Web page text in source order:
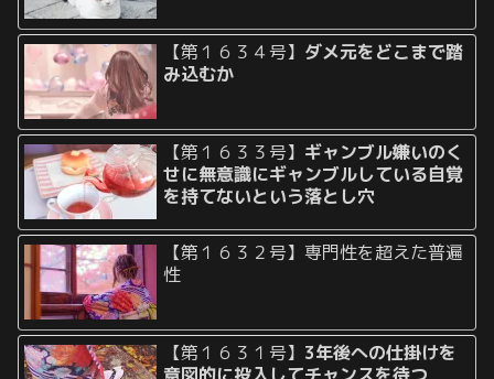
【第１６３４号】 ダメ元をどこまで踏
み込むか
【第１６３３号】 ギャンブル嫌いのく
せに無意識にギャンブルしている自覚
を持てないという落とし穴
【第１６３２号】専門性を超えた普遍
性
【第１６３１号】 3年後への仕掛けを